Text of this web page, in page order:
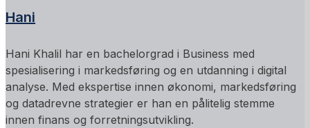
Hani
Hani Khalil har en bachelorgrad i Business med
spesialisering i markedsføring og en utdanning i digital
analyse. Med ekspertise innen økonomi, markedsføring
og datadrevne strategier er han en pålitelig stemme
innen finans og forretningsutvikling.